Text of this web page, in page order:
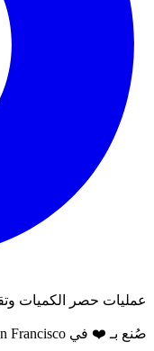
عمليات حصر الكميات
صُنع بـ ❤️ في San Francisco